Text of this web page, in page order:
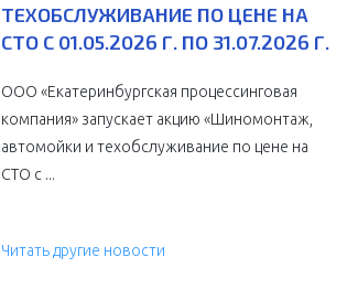
ТЕХОБСЛУЖИВАНИЕ ПО ЦЕНЕ НА
СТО С 01.05.2026 Г. ПО 31.07.2026 Г.
ООО «Екатеринбургская процессинговая
компания» запускает акцию «Шиномонтаж,
автомойки и техобслуживание по цене на
СТО с ...
Читать другие новости